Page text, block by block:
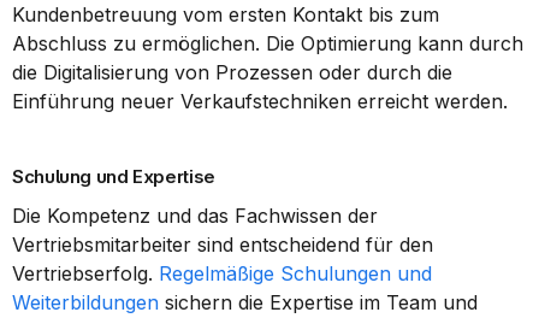
Kundenbetreuung vom ersten Kontakt bis zum
Abschluss zu ermöglichen. Die Optimierung kann durch
die Digitalisierung von Prozessen oder durch die
Einführung neuer Verkaufstechniken erreicht werden.
Schulung und Expertise
Die Kompetenz und das Fachwissen der
Vertriebsmitarbeiter sind entscheidend für den
Vertriebserfolg. Regelmäßige Schulungen und
Weiterbildungen sichern die Expertise im Team und